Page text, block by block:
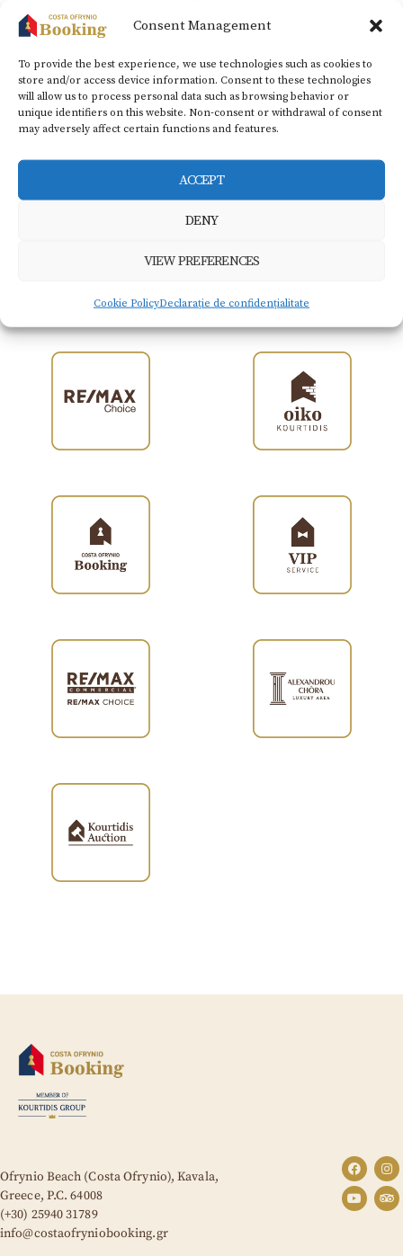
Consent Management
To provide the best experience, we use technologies such as cookies to
store and/or access device information. Consent to these technologies
will allow us to process personal data such as browsing behavior or
unique identifiers on this website. Non-consent or withdrawal of consent
may adversely affect certain functions and features.
ACCEPT
DENY
VIEW PREFERENCES
Cookie PolicyDeclarație de confidențialitate
plat
Members of Kourtidis Group
Ofrynio Beach (Costa Ofrynio), Kavala,
Greece, P.C. 64008
(+30) 25940 31789
info@costaofryniobooking.gr